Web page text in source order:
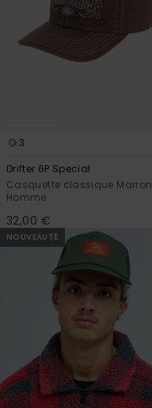
3
Drifter 6P Special
Casquette classique Marron
Homme
32,00 €
NOUVEAUTÉ